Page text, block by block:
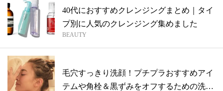
40代におすすめクレンジングまとめ｜タイ
プ別に人気のクレンジング集めました
BEAUTY
毛穴すっきり洗顔！プチプラおすすめアイ
テムや角栓＆黒ずみをオフするための洗顔